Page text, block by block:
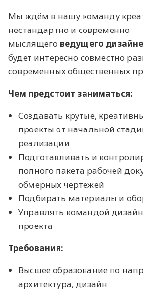
Мы ждём в нашу команду
нестандартно и современно
мыслящего ведущего
будет интересно совместно
современных общественных
Чем предстоит заниматься:
Создавать крутые,
проекты от начальной
реализации
Подготавливать и
полного пакета рабочей
обмерных чертежей
Подбирать материалы и
Управлять командой
проекта
Требования:
Высшее образование по
архитектура, дизайн